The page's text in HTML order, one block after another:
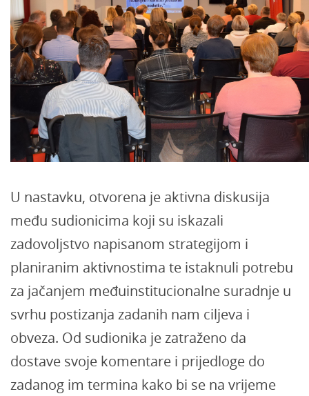
U nastavku, otvorena je aktivna diskusija
među sudionicima koji su iskazali
zadovoljstvo napisanom strategijom i
planiranim aktivnostima te istaknuli potrebu
za jačanjem međuinstitucionalne suradnje u
svrhu postizanja zadanih nam ciljeva i
obveza. Od sudionika je zatraženo da
dostave svoje komentare i prijedloge do
zadanog im termina kako bi se na vrijeme